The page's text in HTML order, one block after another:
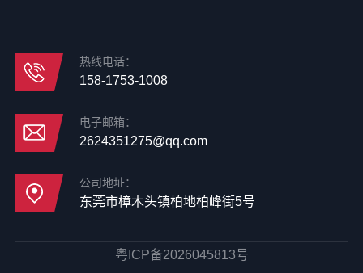
热线电话：
158-1753-1008
电子邮箱：
2624351275@qq.com
公司地址：
东莞市樟木头镇柏地柏峰街5号
粤ICP备2026045813号